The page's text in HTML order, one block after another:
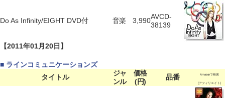
Do As Infinity/EIGHT DVD付 音楽 3,990AVCD-
38139
【2011年01月20日】
■ ラインコミュニケーションズ
タイトル
ジャ
ンル
価格
(円)
品番 Amazonで検索
(アフィリエイト)